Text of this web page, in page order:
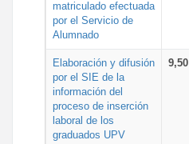
matriculado efectuada
por el Servicio de
Alumnado
Elaboración y difusión
por el SIE de la
información del
proceso de inserción
laboral de los
graduados UPV
9,50